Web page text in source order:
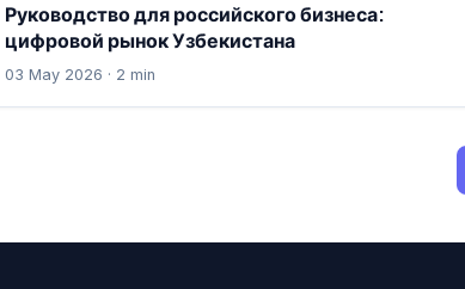
Руководство для российского бизнеса:
цифровой рынок Узбекистана
03 May 2026 · 2 min